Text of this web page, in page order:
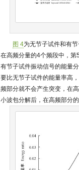
图 4为无节子试件和有
在高频分量的4个频段中，
有节子试件振动信号的能量
要比无节子试件的能量率高
频部分就不会产生突变，在
小波包分解后，在高频部分